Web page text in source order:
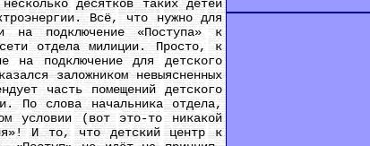
десятков таких детей
Всё, что нужно для
на подключение «Поступа» к
отдела милиции. Просто, к
на подключение для детского
заложником невыясненных
часть помещений детского
По слова начальника отдела,
условии (вот это-то никакой
И то, что детский центр к